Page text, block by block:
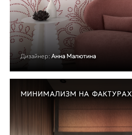
Дизайнер: Анна Малютина
МИНИМАЛИЗМ НА ФАКТУРАХ